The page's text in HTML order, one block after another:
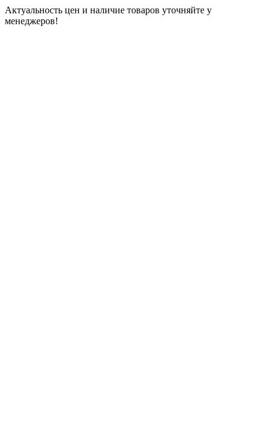
Актуальность цен и наличие товаров уточняйте у
менеджеров!